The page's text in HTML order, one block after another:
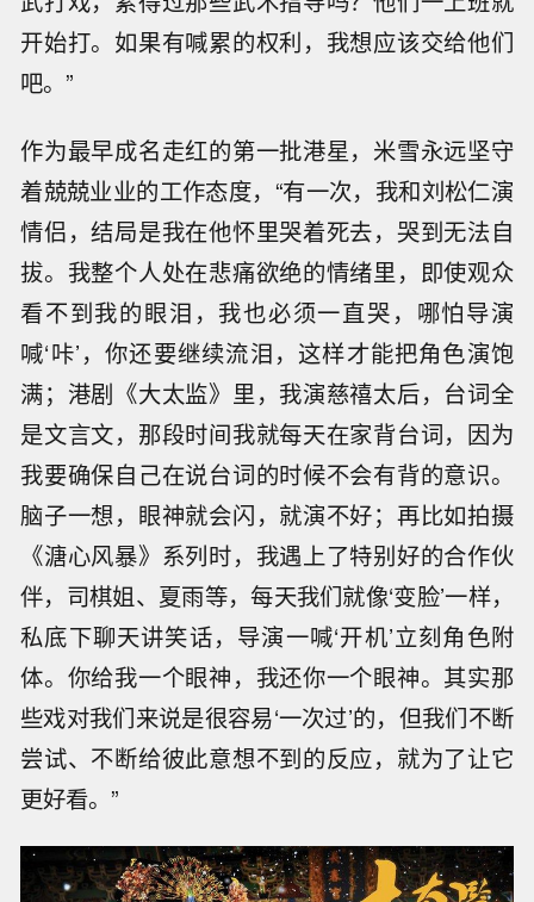
开始打。如果有喊累的权利，我想应该交给他们
吧。”
作为最早成名走红的第一批港星，米雪永远坚守
着兢兢业业的工作态度，“有一次，我和刘松仁演
情侣，结局是我在他怀里哭着死去，哭到无法自
拔。我整个人处在悲痛欲绝的情绪里，即使观众
看不到我的眼泪，我也必须一直哭，哪怕导演
喊‘咔’，你还要继续流泪，这样才能把角色演饱
满；港剧《大太监》里，我演慈禧太后，台词全
是文言文，那段时间我就每天在家背台词，因为
我要确保自己在说台词的时候不会有背的意识。
脑子一想，眼神就会闪，就演不好；再比如拍摄
《溏心风暴》系列时，我遇上了特别好的合作伙
伴，司棋姐、夏雨等，每天我们就像‘变脸’一样，
私底下聊天讲笑话，导演一喊‘开机’立刻角色附
体。你给我一个眼神，我还你一个眼神。其实那
些戏对我们来说是很容易‘一次过’的，但我们不断
尝试、不断给彼此意想不到的反应，就为了让它
更好看。”